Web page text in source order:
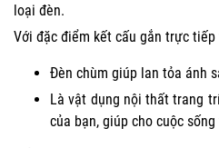
loại đèn.
Với đặc điểm kết cấu gắn trực tiếp
Đèn chùm giúp lan tỏa ánh
Là vật dụng nội thất trang
của bạn, giúp cho cuộc